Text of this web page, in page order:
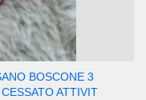
BOSCONE 3
ATTIVIT